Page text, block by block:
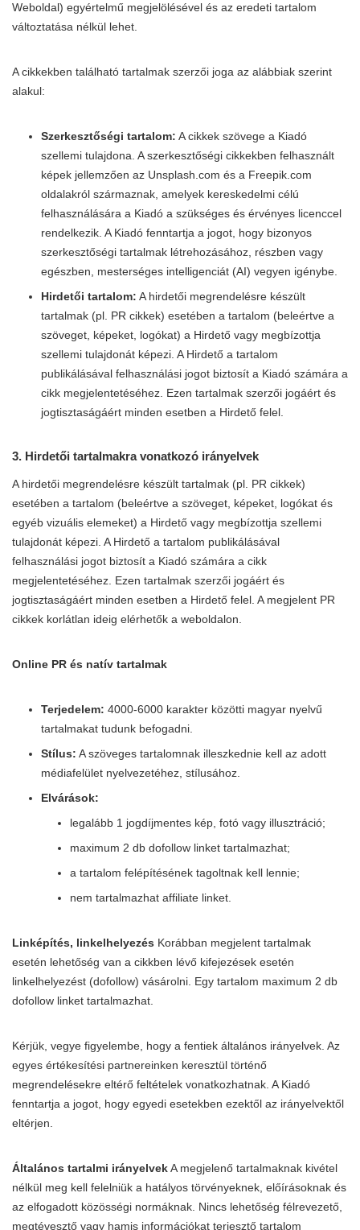
Weboldal) egyértelmű megjelölésével és az eredeti tartalom
változtatása nélkül lehet.
A cikkekben található tartalmak szerzői joga az alábbiak szerint
alakul:
Szerkesztőségi tartalom: A cikkek szövege a Kiadó
szellemi tulajdona. A szerkesztőségi cikkekben felhasznált
képek jellemzően az Unsplash.com és a Freepik.com
oldalakról származnak, amelyek kereskedelmi célú
felhasználására a Kiadó a szükséges és érvényes licenccel
rendelkezik. A Kiadó fenntartja a jogot, hogy bizonyos
szerkesztőségi tartalmak létrehozásához, részben vagy
egészben, mesterséges intelligenciát (AI) vegyen igénybe.
Hirdetői tartalom: A hirdetői megrendelésre készült
tartalmak (pl. PR cikkek) esetében a tartalom (beleértve a
szöveget, képeket, logókat) a Hirdető vagy megbízottja
szellemi tulajdonát képezi. A Hirdető a tartalom
publikálásával felhasználási jogot biztosít a Kiadó számára a
cikk megjelentetéséhez. Ezen tartalmak szerzői jogáért és
jogtisztaságáért minden esetben a Hirdető felel.
3. Hirdetői tartalmakra vonatkozó irányelvek
A hirdetői megrendelésre készült tartalmak (pl. PR cikkek)
esetében a tartalom (beleértve a szöveget, képeket, logókat és
egyéb vizuális elemeket) a Hirdető vagy megbízottja szellemi
tulajdonát képezi. A Hirdető a tartalom publikálásával
felhasználási jogot biztosít a Kiadó számára a cikk
megjelentetéséhez. Ezen tartalmak szerzői jogáért és
jogtisztaságáért minden esetben a Hirdető felel. A megjelent PR
cikkek korlátlan ideig elérhetők a weboldalon.
Online PR és natív tartalmak
Terjedelem: 4000-6000 karakter közötti magyar nyelvű
tartalmakat tudunk befogadni.
Stílus: A szöveges tartalomnak illeszkednie kell az adott
médiafelület nyelvezetéhez, stílusához.
Elvárások:
legalább 1 jogdíjmentes kép, fotó vagy illusztráció;
maximum 2 db dofollow linket tartalmazhat;
a tartalom felépítésének tagoltnak kell lennie;
nem tartalmazhat affiliate linket.
Linképítés, linkelhelyezés Korábban megjelent tartalmak
esetén lehetőség van a cikkben lévő kifejezések esetén
linkelhelyezést (dofollow) vásárolni. Egy tartalom maximum 2 db
dofollow linket tartalmazhat.
Kérjük, vegye figyelembe, hogy a fentiek általános irányelvek. Az
egyes értékesítési partnereinken keresztül történő
megrendelésekre eltérő feltételek vonatkozhatnak. A Kiadó
fenntartja a jogot, hogy egyedi esetekben ezektől az irányelvektől
eltérjen.
Általános tartalmi irányelvekA megjelenő tartalmaknak kivétel
nélkül meg kell felelniük a hatályos törvényeknek, előírásoknak és
az elfogadott közösségi normáknak. Nincs lehetőség félrevezető,
megtévesztő vagy hamis információkat terjesztő tartalom